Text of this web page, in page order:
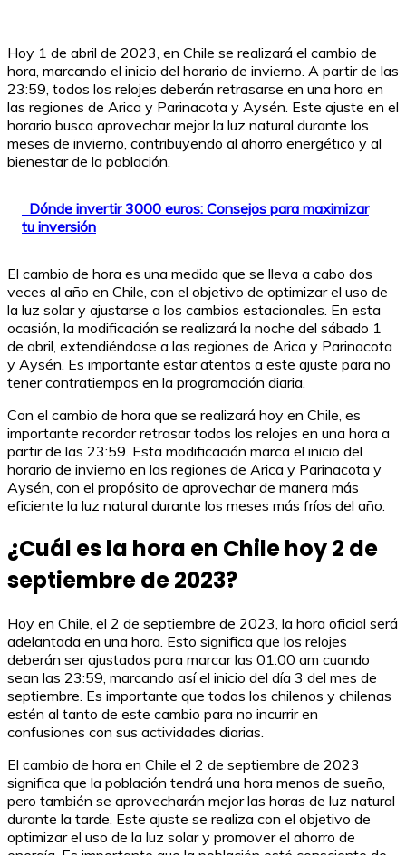
Hoy 1 de abril de 2023, en Chile se realizará el cambio de
hora, marcando el inicio del horario de invierno. A partir de las
23:59, todos los relojes deberán retrasarse en una hora en
las regiones de Arica y Parinacota y Aysén. Este ajuste en el
horario busca aprovechar mejor la luz natural durante los
meses de invierno, contribuyendo al ahorro energético y al
bienestar de la población.
Dónde invertir 3000 euros: Consejos para maximizar
tu inversión
El cambio de hora es una medida que se lleva a cabo dos
veces al año en Chile, con el objetivo de optimizar el uso de
la luz solar y ajustarse a los cambios estacionales. En esta
ocasión, la modificación se realizará la noche del sábado 1
de abril, extendiéndose a las regiones de Arica y Parinacota
y Aysén. Es importante estar atentos a este ajuste para no
tener contratiempos en la programación diaria.
Con el cambio de hora que se realizará hoy en Chile, es
importante recordar retrasar todos los relojes en una hora a
partir de las 23:59. Esta modificación marca el inicio del
horario de invierno en las regiones de Arica y Parinacota y
Aysén, con el propósito de aprovechar de manera más
eficiente la luz natural durante los meses más fríos del año.
¿Cuál es la hora en Chile hoy 2 de
septiembre de 2023?
Hoy en Chile, el 2 de septiembre de 2023, la hora oficial será
adelantada en una hora. Esto significa que los relojes
deberán ser ajustados para marcar las 01:00 am cuando
sean las 23:59, marcando así el inicio del día 3 del mes de
septiembre. Es importante que todos los chilenos y chilenas
estén al tanto de este cambio para no incurrir en
confusiones con sus actividades diarias.
El cambio de hora en Chile el 2 de septiembre de 2023
significa que la población tendrá una hora menos de sueño,
pero también se aprovecharán mejor las horas de luz natural
durante la tarde. Este ajuste se realiza con el objetivo de
optimizar el uso de la luz solar y promover el ahorro de